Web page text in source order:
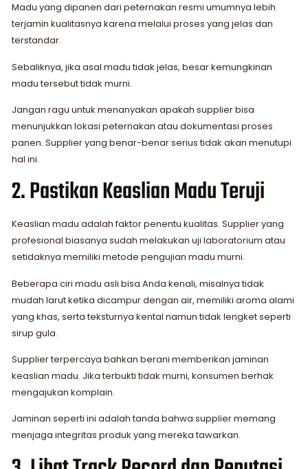
Madu yang dipanen dari peternakan resmi umumnya lebih
terjamin kualitasnya karena melalui proses yang jelas dan
terstandar.
Sebaliknya, jika asal madu tidak jelas, besar kemungkinan
madu tersebut tidak murni.
Jangan ragu untuk menanyakan apakah supplier bisa
menunjukkan lokasi peternakan atau dokumentasi proses
panen. Supplier yang benar-benar serius tidak akan menutupi
hal ini.
2. Pastikan Keaslian Madu Teruji
Keaslian madu adalah faktor penentu kualitas. Supplier yang
profesional biasanya sudah melakukan uji laboratorium atau
setidaknya memiliki metode pengujian madu murni.
Beberapa ciri madu asli bisa Anda kenali, misalnya tidak
mudah larut ketika dicampur dengan air, memiliki aroma alami
yang khas, serta teksturnya kental namun tidak lengket seperti
sirup gula.
Supplier terpercaya bahkan berani memberikan jaminan
keaslian madu. Jika terbukti tidak murni, konsumen berhak
mengajukan komplain.
Jaminan seperti ini adalah tanda bahwa supplier memang
menjaga integritas produk yang mereka tawarkan.